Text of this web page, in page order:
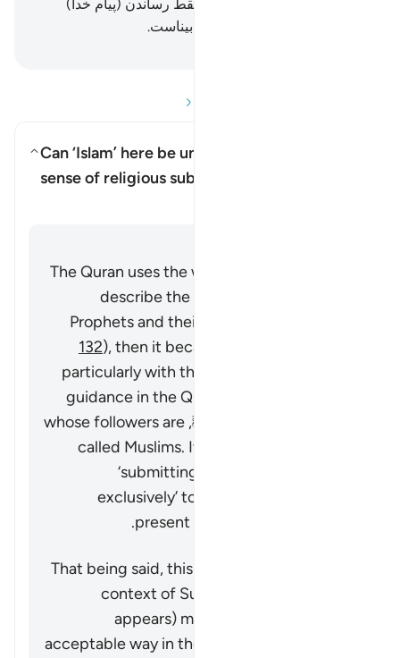
Can ‘Islam’ here be understood in a general
sense of religious submission?
تغییر وضعیت پاسخ برای Can ‘Islam’ here be understood in a general sense of religious submission?
The Quran uses the word ‘Islam’ in Arabic to
describe the religious ways of all the
Prophets and their followers (seen
132), then it became a name associated
particularly with the final manifestation of
guidance in the Quran and the Sunnah of
Prophet Muhammad ﷺ, whose followers are
called Muslims. Its linguistic meaning of
‘submitting’ or ‘devoting one’s self
exclusively’ to the One God is always
present when this name is used.
That being said, this verse (especially in the
context of Surat Al ‘Imran in which it
appears) makes clear that the only
acceptable way in the past was to submit to
پس (نگران مباش زیرا) بر تو فقط رساندن (پیام خدا)
است. و الله به (احوال) بندگان بیناست.